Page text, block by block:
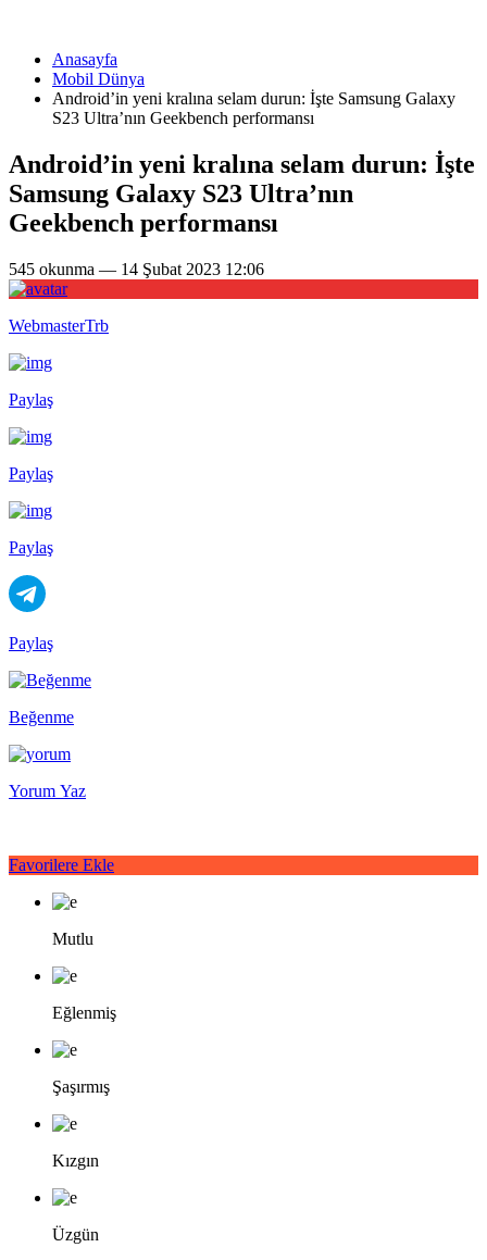
Anasayfa
Mobil Dünya
Android’in yeni kralına selam durun: İşte Samsung Galaxy
S23 Ultra’nın Geekbench performansı
Android’in yeni kralına selam durun: İşte
Samsung Galaxy S23 Ultra’nın
Geekbench performansı
545 okunma — 14 Şubat 2023 12:06
WebmasterTrb
Paylaş
Paylaş
Paylaş
Paylaş
Beğenme
Yorum Yaz
Favorilere Ekle
Mutlu
Eğlenmiş
Şaşırmış
Kızgın
Üzgün